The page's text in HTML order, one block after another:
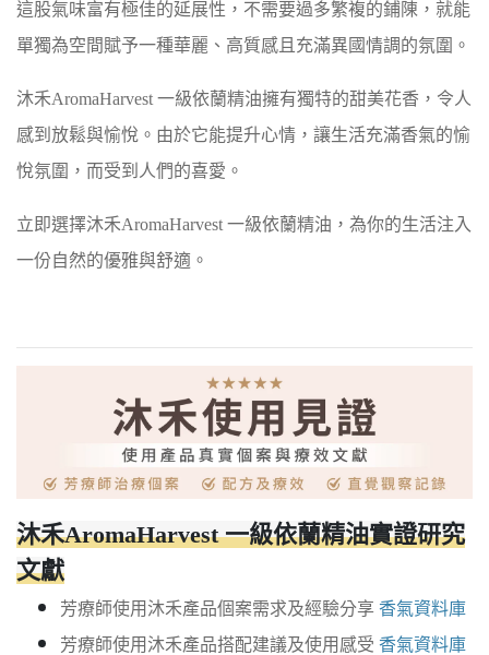
這股氣味富有極佳的延展性，不需要過多繁複的鋪陳，就能
單獨為空間賦予一種華麗、高質感且充滿異國情調的氛圍。
沐禾AromaHarvest 一級依蘭精油擁有獨特的甜美花香，令人
感到放鬆與愉悅。由於它能提升心情，讓生活充滿香氣的愉
悅氛圍，而受到人們的喜愛。
立即選擇沐禾AromaHarvest 一級依蘭精油，為你的生活注入
一份自然的優雅與舒適。
沐禾AromaHarvest 一級依蘭精油實證研究
文獻
芳療師使用沐禾產品個案需求及經驗分享 香氣資料庫
芳療師使用沐禾產品搭配建議及使用感受 香氣資料庫